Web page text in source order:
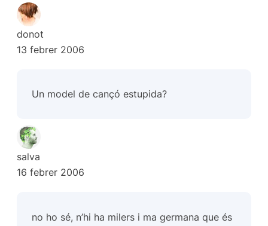
donot
13 febrer 2006
Un model de cançó estupida?
salva
16 febrer 2006
no ho sé, n’hi ha milers i ma germana que és